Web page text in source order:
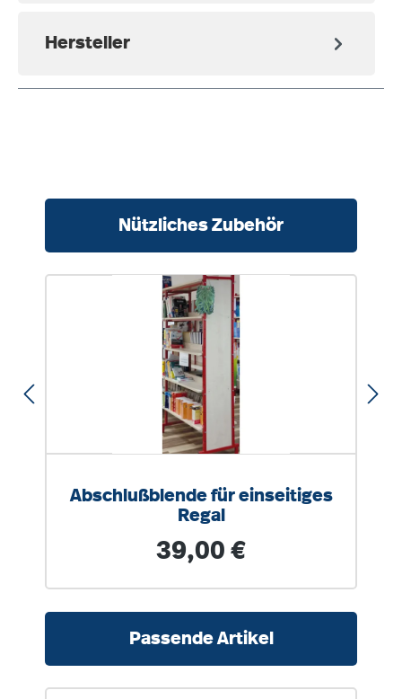
Hersteller
Nützliches Zubehör
Abschlußblende für einseitiges
Regal
Regulärer Preis:
39,00 €
Passende Artikel